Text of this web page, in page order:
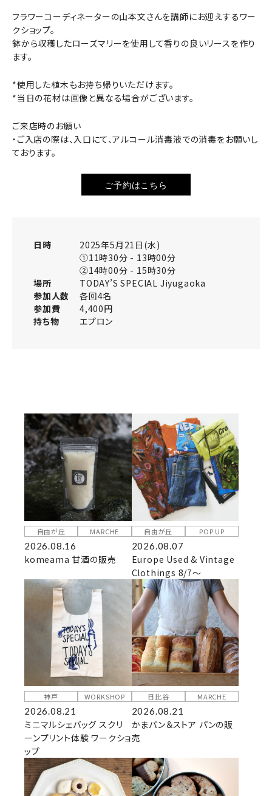
フラワーコーディネーターの山本文さんを講師にお迎えするワー
クショップ。
鉢から収穫したローズマリーを使用して香りの良いリースを作り
ます。
*使用した植木もお持ち帰りいただけます。
*当日の花材は画像と異なる場合がございます。
ご来店時のお願い
・ご入店の際は、入口にて、アルコール消毒液での消毒をお願いし
ております。
ご予約はこちら
日時
2025年5月21日(水)
①11時30分 - 13時00分
②14時00分 - 15時30分
場所
TODAY’S SPECIAL Jiyugaoka
参加人数
各回4名
参加費
4,400円
持ち物
エプロン
自由が丘 MARCHE
2026.08.16
komeama 甘酒の販売
自由が丘 POP UP
2026.08.07
Europe Used & Vintage
Clothings 8/7～
神戸 WORKSHOP
2026.08.21
ミニマルシェバッグ スクリ
ーンプリント体験 ワークショ
ップ
日比谷 MARCHE
2026.08.21
かまパン＆ストア パンの販
売